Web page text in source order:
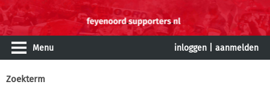
Menu inloggen aanmelden
Zoekterm